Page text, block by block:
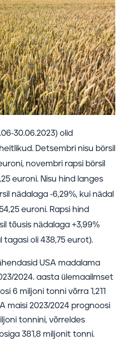
30.06.2023) olid
Detsembri nisu börsil
novembri rapsi börsil
euroni. Nisu hind langes
nädalaga -6,29%, kui nädal
euroni. Rapsi hind
tõusis nädalaga +3,99%
tagasi oli 438,75 eurot).
USA madalama
2024. aasta ülemaailmset
6 miljoni tonni võrra 1,211
maisi 2023/2024 prognoosi
tonnini, võrreldes
381,8 miljonit tonni.